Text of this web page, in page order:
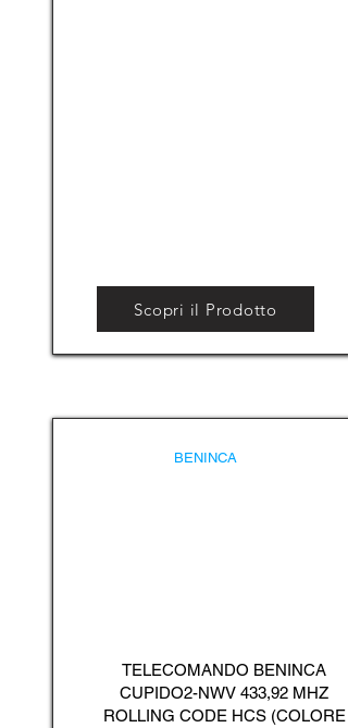
Scopri il Prodotto
BENINCA
TELECOMANDO BENINCA
CUPIDO2-NWV 433,92 MHZ
ROLLING CODE HCS (COLORE